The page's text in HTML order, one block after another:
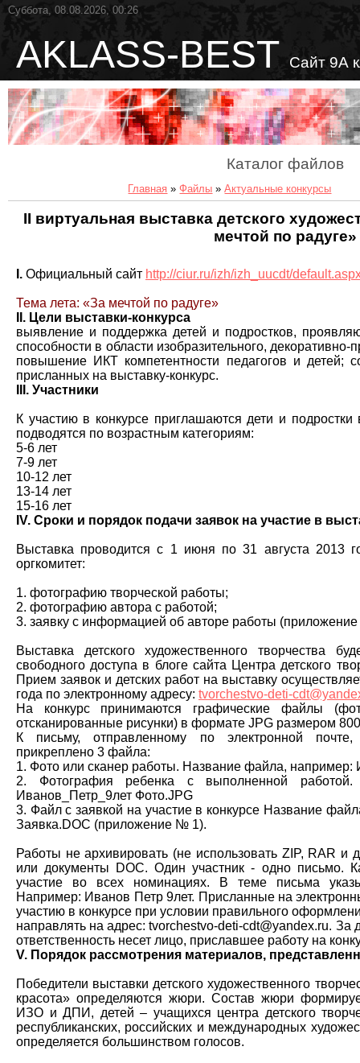
Суббота, 08.08.2026, 00:26
AKLASS-BEST Сайт 9А
Каталог файлов
Главная »Файлы »Актуальные конкурсы
II виртуальная выставка детского
мечтой по радуге»
I. Официальный сайт http://ciur.ru/izh/izh_uucdt/
Тема лета: «За мечтой по радуге»
II. Цели выставки-конкурса
выявление и поддержка детей и подростков,
способности в области изобразительного, декоративно-
повышение ИКТ компетентности педагогов и детей;
присланных на выставку-конкурс.
III. Участники
К участию в конкурсе приглашаются дети и
подводятся по возрастным категориям:
5-6 лет
7-9 лет
10-12 лет
13-14 лет
15-16 лет
IV. Сроки и порядок подачи заявок на участие в
Выставка проводится с 1 июня по 31 августа 2013
оргкомитет:
1. фотографию творческой работы;
2. фотографию автора с работой;
3. заявку с информацией об авторе работы
Выставка детского художественного творчества
свободного доступа в блоге сайта Центра детского
Прием заявок и детских работ на выставку
года по электронному адресу: tvorchestvo-deti-
На конкурс принимаются графические файлы
отсканированные рисунки) в формате JPG размером
К письму, отправленному по электронной
прикреплено 3 файла:
1. Фото или сканер работы. Название файла, например:
2. Фотография ребенка с выполненной
Иванов_Петр_9лет Фото.JPG
3. Файл с заявкой на участие в конкурсе Название
Заявка.DOC (приложение № 1).
Работы не архивировать (не использовать ZIP, RAR и
или документы DOC. Один участник - одно письмо.
участие во всех номинациях. В теме письма
Например: Иванов Петр 9лет. Присланные на
участию в конкурсе при условии правильного
направлять на адрес: tvorchestvo-deti-cdt@yandex.ru. За
ответственность несет лицо, приславшее работу на
V. Порядок рассмотрения материалов,
Победители выставки детского художественного
красота» определяются жюри. Состав жюри
ИЗО и ДПИ, детей – учащихся центра детского
республиканских, российских и международных
определяется большинством голосов.